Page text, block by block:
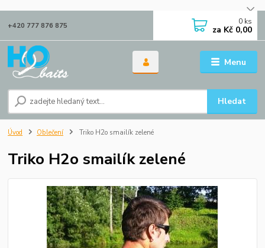
Menu
Hledat
+420 777 876 875 0 ks
za Kč 0,00
Úvod Oblečení Triko H2o smailík zelené
Triko H2o smailík zelené